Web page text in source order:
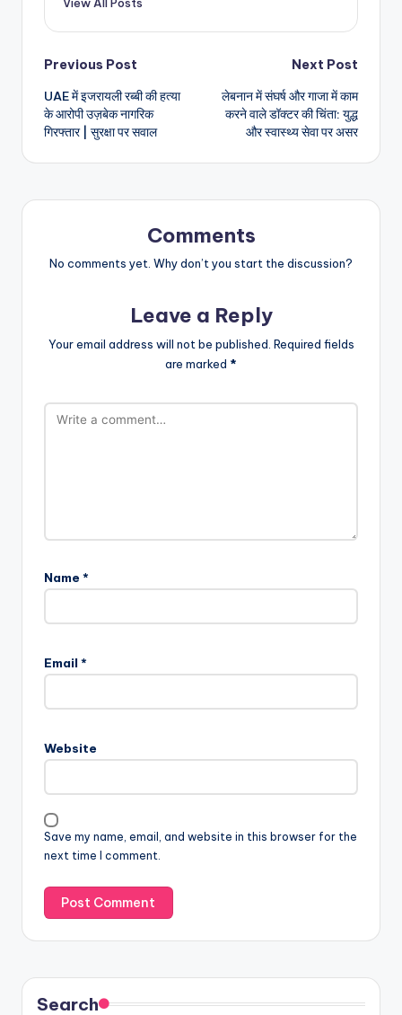
Post
navigation
Previous Post
UAE में इजरायली रब्बी की हत्या
के आरोपी उज़बेक नागरिक
गिरफ्तार | सुरक्षा पर सवाल
Next Post
लेबनान में संघर्ष और गाजा में काम
करने वाले डॉक्टर की चिंता: युद्ध
और स्वास्थ्य सेवा पर असर
Comments
No comments yet. Why don’t you start the discussion?
Leave a Reply
Your email address will not be published. Required fields
are marked *
Name *
Email *
Website
Save my name, email, and website in this browser for the
next time I comment.
Search